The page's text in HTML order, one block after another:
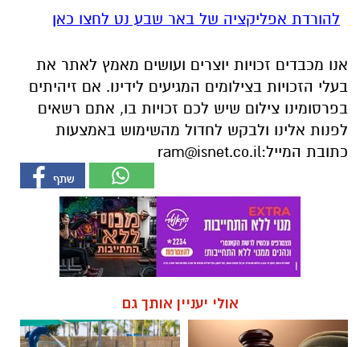
להורדת אפליקציה של באר שבע נט לחצו כאן
אנו מכבדים זכויות יוצרים ועושים מאמץ לאתר את
בעלי הזכויות בצילומים המגיעים לידינו. אם זיהיתים
בפרסומינו צילום שיש לכם זכויות בו, אתם רשאים
לפנות אלינו ולבקש לחדול מהשימוש באמצעות
כתובת המייל:ram@isnet.co.il
אולי יעניין אותך גם